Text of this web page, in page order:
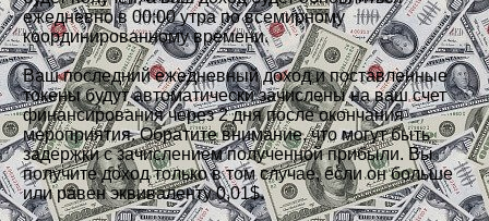
ежедневно в 00:00 утра по всемирному
координированному времени.
Ваш последний ежедневный доход и поставленные
токены будут автоматически зачислены на ваш счет
финансирования через 2 дня после окончания
мероприятия. Обратите внимание, что могут быть
задержки с зачислением полученной прибыли. Вы
получите доход только в том случае, если он больше
или равен эквиваленту 0,01$.